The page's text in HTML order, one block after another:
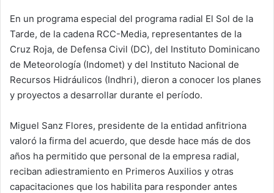
En un programa especial del programa radial El Sol de la
Tarde, de la cadena RCC-Media, representantes de la
Cruz Roja, de Defensa Civil (DC), del Instituto Dominicano
de Meteorología (Indomet) y del Instituto Nacional de
Recursos Hidráulicos (Indhri), dieron a conocer los planes
y proyectos a desarrollar durante el período.
Miguel Sanz Flores, presidente de la entidad anfitriona
valoró la firma del acuerdo, que desde hace más de dos
años ha permitido que personal de la empresa radial,
reciban adiestramiento en Primeros Auxilios y otras
capacitaciones que los habilita para responder antes